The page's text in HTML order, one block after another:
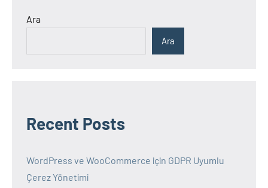
Ara
Ara
Recent Posts
WordPress ve WooCommerce için GDPR Uyumlu
Çerez Yönetimi